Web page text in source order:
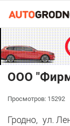
ООО
Просмотров: 15292
Гродно, ул.